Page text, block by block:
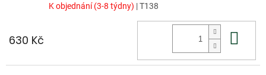
K objednání (3-8 týdny) | T138
630 Kč